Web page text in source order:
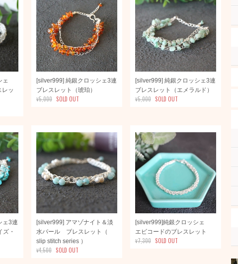
ェ
ッ
[silver999] 純銀クロッシェ3連
ブレスレット（琥珀）
¥5,000 SOLD OUT
[silver999] 純銀クロッシェ3連
ブレスレット（エメラルド）
¥5,000 SOLD OUT
ェ3連
・
[silver999] アマゾナイト＆淡
水パール ブレスレット（
slip stitch series ）
¥4,500 SOLD OUT
[silver999]純銀クロッシェ
エビコードのブレスレット
¥7,300 SOLD OUT